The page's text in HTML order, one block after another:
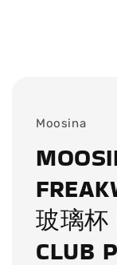
Moosina
玻璃杯
CLUB